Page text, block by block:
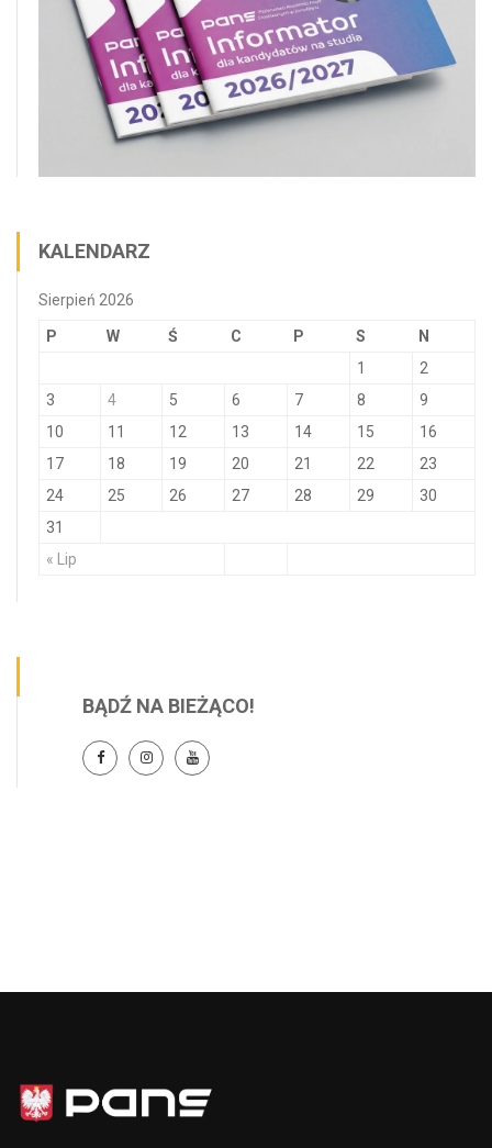
KALENDARZ
Sierpień 2026
P W Ś C P S N
« Lip
1
2
3
4 5 6 7 8
9
10
11 12 13 14 15
16
17
18 19 20 21 22
23
24
25 26 27 28 29
30
31
BĄDŹ NA BIEŻĄCO!